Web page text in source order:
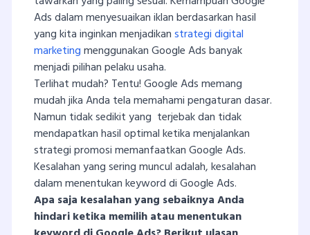
Ads dalam menyesuaikan iklan berdasarkan hasil
yang kita inginkan menjadikanstrategi digital
marketingmenggunakan Google Ads banyak
menjadi pilihan pelaku usaha.
Terlihat mudah? Tentu! Google Ads memang
mudah jika Anda tela memahami pengaturan dasar.
Namun tidak sedikit yang terjebak dan tidak
mendapatkan hasil optimal ketika menjalankan
strategi promosi memanfaatkan Google Ads.
Kesalahan yang sering muncul adalah, kesalahan
dalam menentukan keyword di Google Ads.
Apa saja kesalahan yang sebaiknya Anda
hindari ketika memilih atau menentukan